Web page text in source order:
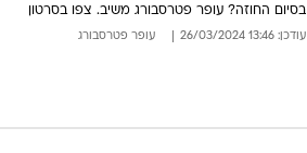
בסיום החוזה? עופר פטרסבורג משיב. צפו בסרטון
עודכן: 13:46 26/03/2024 עופר פטרסבורג